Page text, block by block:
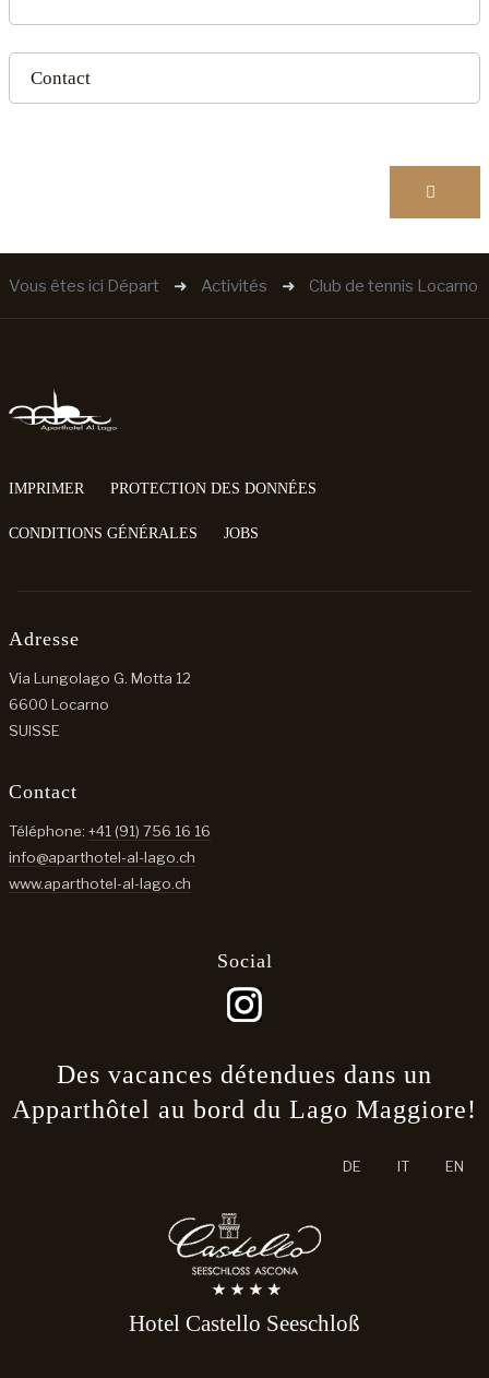
Contact
Vous êtes ici Départ Activités Club de tennis Locarno
IMPRIMER PROTECTION DES DONNÉES
CONDITIONS GÉNÉRALES JOBS
Adresse
Via Lungolago G. Motta 12
6600 Locarno
SUISSE
Contact
Téléphone:+41 (91) 756 16 16
info@aparthotel-al-lago.ch
www.aparthotel-al-lago.ch
Social
Des vacances détendues dans un
Apparthôtel au bord du Lago Maggiore!
DE IT EN
Hotel Castello Seeschloß